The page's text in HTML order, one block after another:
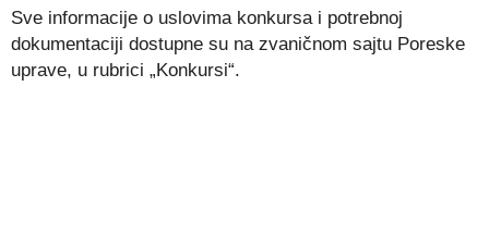
Sve informacije o uslovima konkursa i potrebnoj
dokumentaciji dostupne su na zvaničnom sajtu Poreske
uprave, u rubrici „Konkursi“.